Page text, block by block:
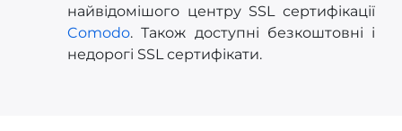
найвідомішого центру SSL сертифікації
Comodo. Також доступні безкоштовні і
недорогі SSL сертифікати.